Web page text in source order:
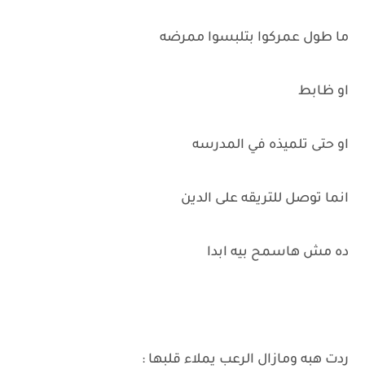
ما طول عمركوا بتلبسوا ممرضه
او ظابط
او حتى تلميذه في المدرسه
انما توصل للتريقه على الدين
ده مش هاسمح بيه ابدا
ردت هبه ومازال الرعب يملاء قلبها :